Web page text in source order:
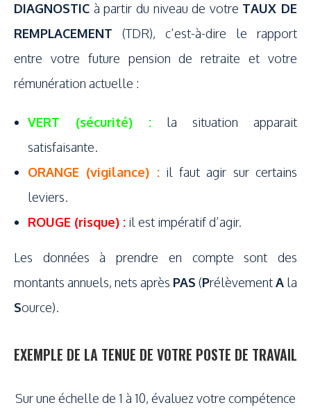
DIAGNOSTIC à partir du niveau de votre TAUX DE
REMPLACEMENT (TDR), c’est-à-dire le rapport
entre votre future pension de retraite et votre
rémunération actuelle :
VERT (sécurité) :
la situation apparait
satisfaisante.
ORANGE (vigilance) :il faut agir sur certains
leviers.
ROUGE (risque) : il est impératif d’agir.
Les données à prendre en compte sont des
montants annuels, nets après PAS (PrélèvementA la
Source).
EXEMPLE DE LA TENUE DE VOTRE POSTE DE TRAVAIL
Sur une échelle de 1 à 10, évaluez votre compétence